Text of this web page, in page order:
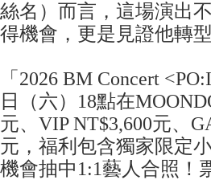
絲名）而言，這場演出
得機會，更是見證他轉
「2026 BM Concert
日（六）18點在
元、VIP NT$3,600元、
元，福利包含獨家限定
機會抽中1:1藝人合照！